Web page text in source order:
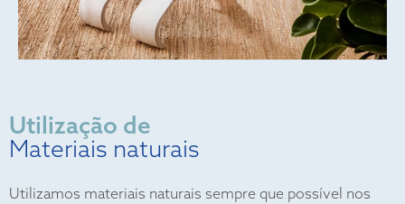
Utilização de
Materiais naturais
Utilizamos materiais naturais sempre que possível nos